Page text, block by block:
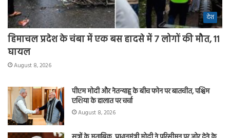
देश
हिमाचल प्रदेश के चंबा में एक बस हादसे में 7 लोगों की मौत, 11
घायल
August 8, 2026
पीएम मोदी और नेतन्याहू के बीच फोन पर बातचीत, पश्चिम
एशिया के हालात पर चर्चा
August 8, 2026